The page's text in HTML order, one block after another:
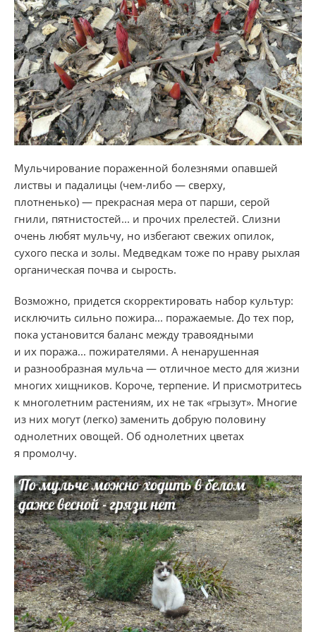
Мульчирование пораженной болезнями опавшей
листвы и падалицы (чем-либо — сверху,
плотненько) — прекрасная мера от парши, серой
гнили, пятнистостей... и прочих прелестей. Слизни
очень любят мульчу, но избегают свежих опилок,
сухого песка и золы. Медведкам тоже по нраву рыхлая
органическая почва и сырость.
Возможно, придется скорректировать набор культур:
исключить сильно пожира... поражаемые. До тех пор,
пока установится баланс между травоядными
и их поража... пожирателями. А ненарушенная
и разнообразная мульча — отличное место для жизни
многих хищников. Короче, терпение. И присмотритесь
к многолетним растениям, их не так «грызут». Многие
из них могут (легко) заменить добрую половину
однолетних овощей. Об однолетних цветах
я промолчу.